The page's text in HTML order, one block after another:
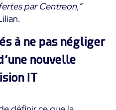
par Centreon,”
à ne pas négliger
nouvelle
IT